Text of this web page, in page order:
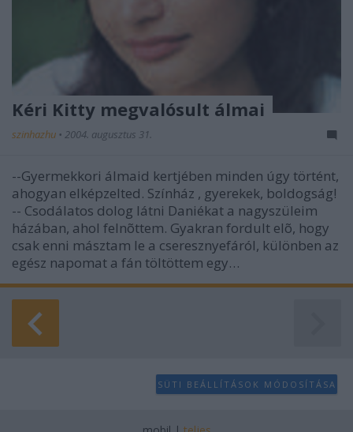
Kéri Kitty megvalósult álmai
szinhazhu • 2004. augusztus 31.
--Gyermekkori álmaid kertjében minden úgy történt,
ahogyan elképzelted. Színház , gyerekek, boldogság!
-- Csodálatos dolog látni Daniékat a nagyszüleim
házában, ahol felnõttem. Gyakran fordult elõ, hogy
csak enni másztam le a cseresznyefáról, különben az
egész napomat a fán töltöttem egy…
SÜTI BEÁLLÍTÁSOK MÓDOSÍTÁSA